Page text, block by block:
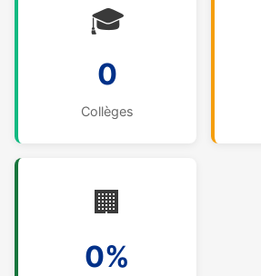
🎓
0
Collèges
🏢
0%